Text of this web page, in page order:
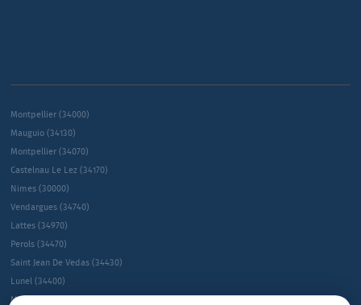
Montpellier (34000)
Mauguio (34130)
Montpellier (34070)
Castelnau Le Lez (34170)
Nimes (30000)
Vendargues (34740)
Lattes (34970)
Perols (34470)
Saint Jean De Vedas (34430)
Lunel (34400)
Montpellier (34080)